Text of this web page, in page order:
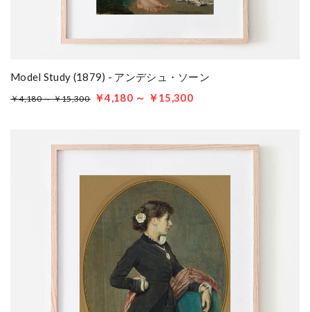
Model Study (1879) - アンデシュ・ソーン
￥4,180 ～ ￥15,300 ￥4,180 ～ ￥15,300